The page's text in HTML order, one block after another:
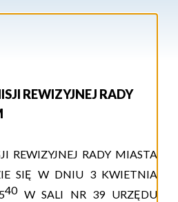
REWIZYJNEJ RADY
REWIZYJNEJ RADY MIASTA
SIĘ W DNIU 3 KWIETNIA
540 WSALI NR 39URZĘDU